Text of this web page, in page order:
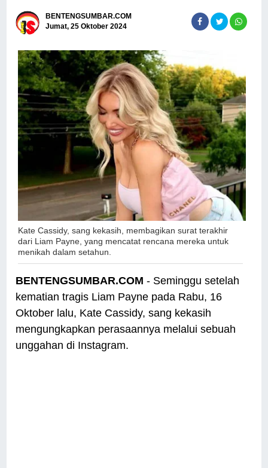
BENTENGSUMBAR.COM
Jumat, 25 Oktober 2024
Kate Cassidy, sang kekasih, membagikan surat terakhir
dari Liam Payne , yang mencatat rencana mereka untuk
menikah dalam setahun.
BENTENGSUMBAR.COM - Seminggu setelah
kematian tragis Liam Payne pada Rabu, 16
Oktober lalu, Kate Cassidy, sang kekasih
mengungkapkan perasaannya melalui sebuah
unggahan di Instagram.